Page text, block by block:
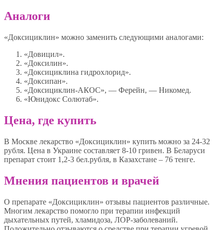
Аналоги
«Доксициклин» можно заменить следующими аналогами:
«Довицил».
«Доксилин».
«Доксициклина гидрохлорид».
«Доксипан».
«Доксициклин-АКОС», — Ферейн, — Никомед.
«Юнидокс Солютаб».
Цена, где купить
В Москве лекарство «Доксициклин» купить можно за 24-32
рубля. Цена в Украине составляет 8-10 гривен. В Беларуси
препарат стоит 1,2-3 бел.рубля, в Казахстане – 76 тенге.
Мнения пациентов и врачей
О препарате «Доксициклин» отзывы пациентов различные.
Многим лекарство помогло при терапии инфекций
дыхательных путей, хламидоза, ЛОР-заболеваний.